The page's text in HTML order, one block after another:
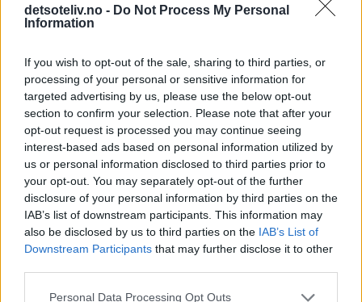
detsoteliv.no - Do Not Process My Personal
Information
If you wish to opt-out of the sale, sharing to third parties, or
processing of your personal or sensitive information for
targeted advertising by us, please use the below opt-out
section to confirm your selection. Please note that after your
opt-out request is processed you may continue seeing
interest-based ads based on personal information utilized by
us or personal information disclosed to third parties prior to
your opt-out. You may separately opt-out of the further
disclosure of your personal information by third parties on the
IAB’s list of downstream participants. This information may
also be disclosed by us to third parties on the IAB’s List of
Downstream Participants that may further disclose it to other
Personal Data Processing Opt Outs
♥1 søt og godt moden banan
Fremgangsmåte
Ha ingrediensene i en blender. Jeg har juicen i først, og
deretter bananbiter og frosne brinebær om hverandre.
Kjør til blandingen er jevn og klumpfri.
Hell i glass og server med en gang!
Tips